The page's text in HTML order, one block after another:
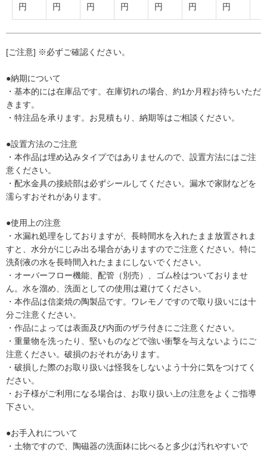
円
円
円
円
円
円
円
[ご注意] ※必ずご確認ください。
●納期について
・基本的には在庫品です。在庫切れの場合、約1か月程お待ちいただ
きます。
・特注品を承ります。お見積もり、納期等はご相談ください。
●設置方法のご注意
・本作品は埋め込みタイプではありませんので、設置方法にはご注
意ください。
・配水金具の接続部は必ずシールしてください。漏水で家財などを
濡らすおそれがあります。
●使用上の注意
・水漏れ処理をしておりますが、長時間水を入れたまま放置されま
すと、水分がにじみ出る場合がありますのでご注意ください。特に
洗剤液の水を長時間入れたままにしないでください。
・オーバーフロー機能、配管（別売）、ゴム栓はついておりませ
ん。水を溜め、洗面としての使用は避けてください。
・本作品は信楽焼の陶製品です。ワレモノですので取り扱いには十
分ご注意ください。
・作品によっては表面及び内面のザラ付きにご注意ください。
・重量物を洗ったり、堅いものなどで強い衝撃を与えないようにご
注意ください。破損のおそれがあります。
・破損した際のお取り扱いは怪我をしないよう十分に気をつけてく
ださい。
・お子様がご利用になる場合は、お取り扱い上の注意をよくご指導
下さい。
●お手入れについて
・土物ですので、陶磁器の洗面鉢に比べると多少は汚れやすいで